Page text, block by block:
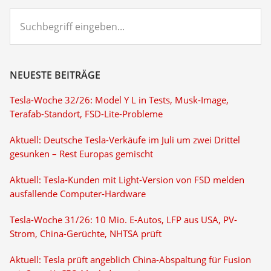
eingeben...
NEUESTE BEITRÄGE
Tesla-Woche 32/26: Model Y L in Tests, Musk-Image,
Terafab-Standort, FSD-Lite-Probleme
Aktuell: Deutsche Tesla-Verkäufe im Juli um zwei Drittel
gesunken – Rest Europas gemischt
Aktuell: Tesla-Kunden mit Light-Version von FSD melden
ausfallende Computer-Hardware
Tesla-Woche 31/26: 10 Mio. E-Autos, LFP aus USA, PV-
Strom, China-Gerüchte, NHTSA prüft
Aktuell: Tesla prüft angeblich China-Abspaltung für Fusion